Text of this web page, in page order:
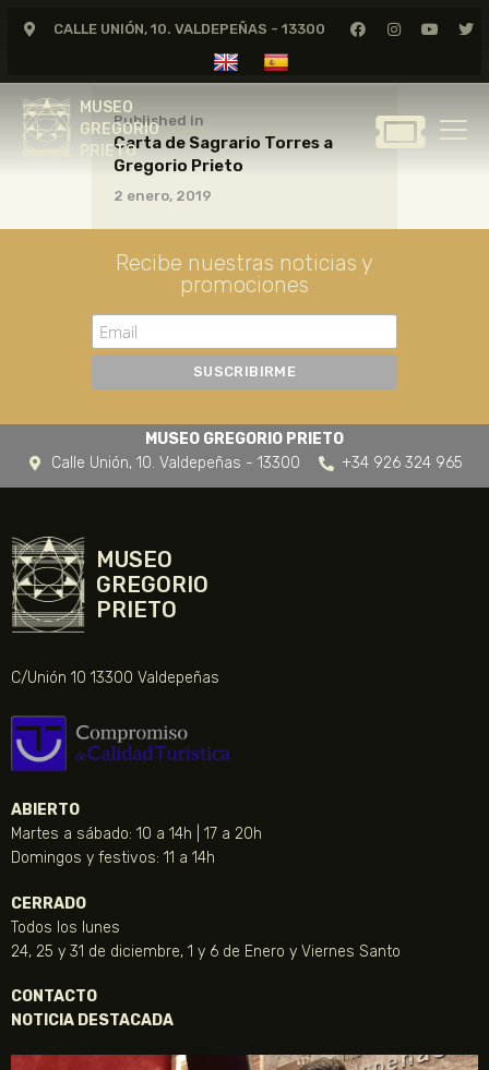
CALLE UNIÓN, 10. VALDEPEÑAS - 13300
MUSEO
GREGORIO
PRIETO
MUSEO
GREGORIO
GREGORIO PRIETO
CERTAMEN DE DIBUJO
FUNDACIÓN
TIENDA
NOTICIAS
Published in
Carta de Sagrario Torres a
Gregorio Prieto
2 enero, 2019
Recibe nuestras noticias y
promociones
MUSEO GREGORIO PRIETO
Calle Unión, 10. Valdepeñas - 13300
+34 926 324 965
MUSEO
GREGORIO
PRIETO
C/Unión 10 13300 Valdepeñas
ABIERTO
Martes a sábado: 10 a 14h | 17 a 20h
Domingos y festivos: 11 a 14h
CERRADO
Todos los lunes
24, 25 y 31 de diciembre, 1 y 6 de Enero y Viernes Santo
CONTACTO
NOTICIA DESTACADA